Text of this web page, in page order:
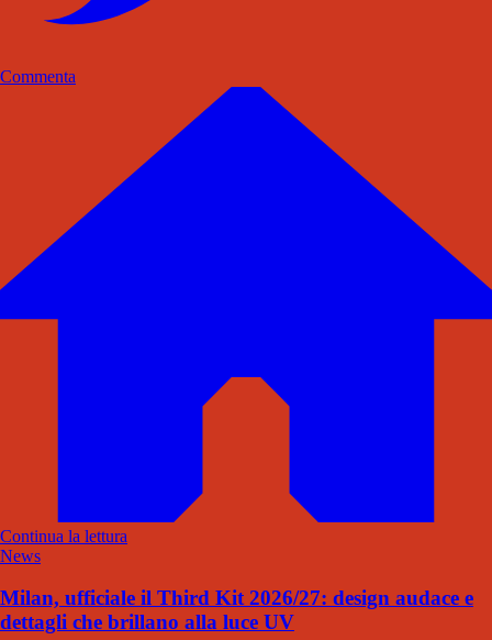
Commenta
Continua la lettura
News
Milan, ufficiale il Third Kit 2026/27: design audace e
dettagli che brillano alla luce UV